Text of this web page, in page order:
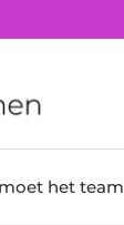
het team